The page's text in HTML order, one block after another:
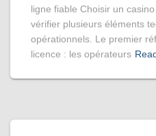
ligne fiable Choisir un
vérifier plusieurs éléments
opérationnels. Le premier
licence : les opérateurs